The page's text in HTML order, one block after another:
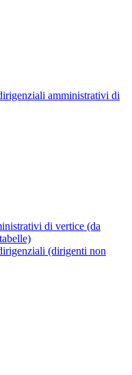
amministrativi di
di vertice (da
(dirigenti non